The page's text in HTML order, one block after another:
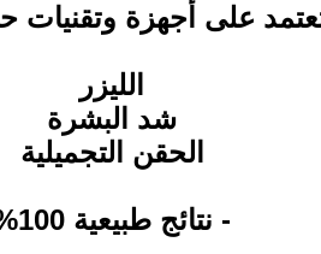
على أجهزة وتقنيات
الليزر
شد البشرة
الحقن التجميلية
- نتائج طبيعية 100%